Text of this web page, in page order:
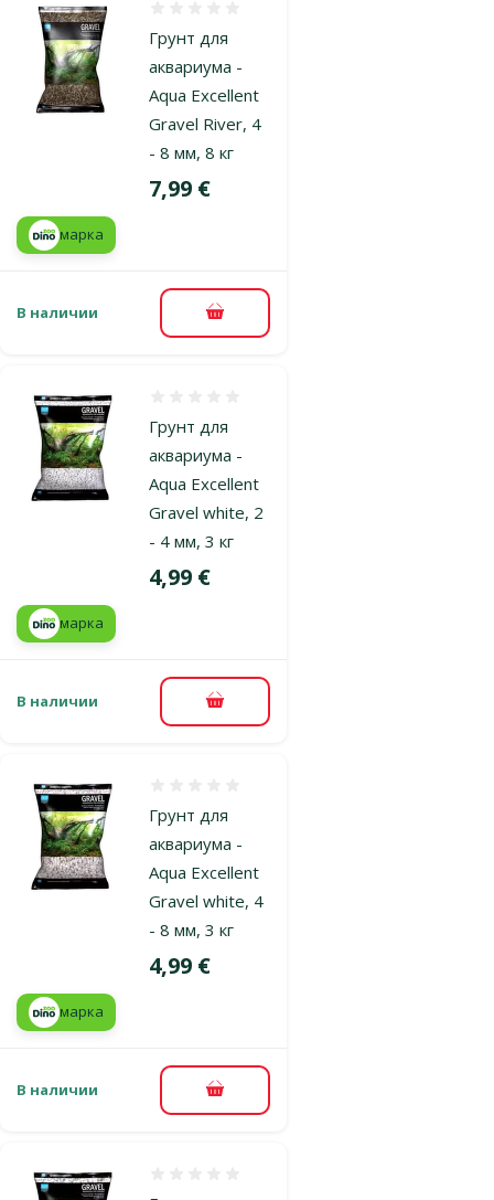
Грунт для
аквариума -
Aqua Excellent
Gravel River, 4
- 8 мм, 8 кг
Цена
7,99 €
марка
В наличии В корзину
Грунт для
аквариума -
Aqua Excellent
Gravel white, 2
- 4 мм, 3 кг
Цена
4,99 €
марка
В наличии В корзину
Грунт для
аквариума -
Aqua Excellent
Gravel white, 4
- 8 мм, 3 кг
Цена
4,99 €
марка
В наличии В корзину